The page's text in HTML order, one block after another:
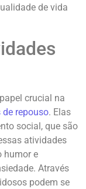
de vida
crucial na
de repouso. Elas
social, que são
atividades
humor e
Através
podem se